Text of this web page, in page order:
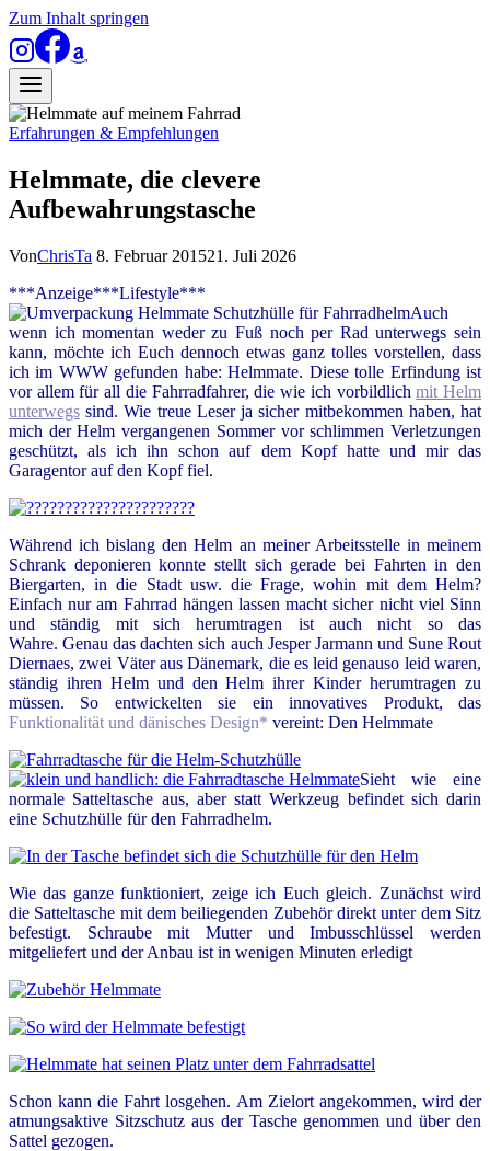
Zum Inhalt springen
Erfahrungen & Empfehlungen
Helmmate, die clevere
Aufbewahrungstasche
VonChrisTa 8. Februar 201521. Juli 2026
***Anzeige***Lifestyle***
Auch
wenn ich momentan weder zu Fuß noch per Rad unterwegs sein
kann, möchte ich Euch dennoch etwas ganz tolles vorstellen, dass
ich im WWW gefunden habe: Helmmate. Diese tolle Erfindung ist
vor allem für all die Fahrradfahrer, die wie ich vorbildlichmit Helm
unterwegs sind. Wie treue Leser ja sicher mitbekommen haben, hat
mich der Helm vergangenen Sommer vor schlimmen Verletzungen
geschützt, als ich ihn schon auf dem Kopf hatte und mir das
Garagentor auf den Kopf fiel.
Während ich bislang den Helm an meiner Arbeitsstelle in meinem
Schrank deponieren konnte stellt sich gerade bei Fahrten in den
Biergarten, in die Stadt usw. die Frage, wohin mit dem Helm?
Einfach nur am Fahrrad hängen lassen macht sicher nicht viel Sinn
und ständig mit sich herumtragen ist auch nicht so das
Wahre. Genau das dachten sich auch Jesper Jarmann und Sune Rout
Diernaes, zwei Väter aus Dänemark, die es leid genauso leid waren,
ständig ihren Helm und den Helm ihrer Kinder herumtragen zu
müssen. So entwickelten sie ein innovatives Produkt, das
Funktionalität und dänisches Design* vereint: Den Helmmate
Sieht wie eine
normale Satteltasche aus, aber statt Werkzeug befindet sich darin
eine Schutzhülle für den Fahrradhelm.
Wie das ganze funktioniert, zeige ich Euch gleich. Zunächst wird
die Satteltasche mit dem beiliegenden Zubehör direkt unter dem Sitz
befestigt. Schraube mit Mutter und Imbusschlüssel werden
mitgeliefert und der Anbau ist in wenigen Minuten erledigt
Schon kann die Fahrt losgehen. Am Zielort angekommen, wird der
atmungsaktive Sitzschutz aus der Tasche genommen und über den
Sattel gezogen.